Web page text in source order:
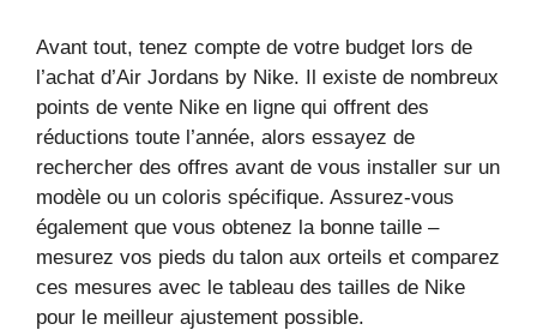
Avant tout, tenez compte de votre budget lors de
l’achat d’Air Jordans by Nike. Il existe de nombreux
points de vente Nike en ligne qui offrent des
réductions toute l’année, alors essayez de
rechercher des offres avant de vous installer sur un
modèle ou un coloris spécifique. Assurez-vous
également que vous obtenez la bonne taille –
mesurez vos pieds du talon aux orteils et comparez
ces mesures avec le tableau des tailles de Nike
pour le meilleur ajustement possible.